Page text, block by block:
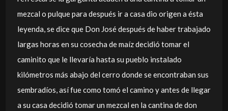
mezcal o pulque para después ir a casa dio origen a ésta
leyenda, se dice que Don José después de haber trabajado
largas horas en su cosecha de maíz decidió tomar el
caminito que le llevaría hasta su pueblo instalado
kilómetros más abajo del cerro donde se encontraban sus
sembradíos, así fue como tomó el camino y antes de llegar
a su casa decidió tomar un mezcal en la cantina de don